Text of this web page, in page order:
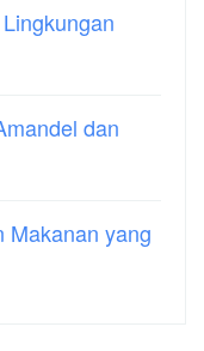
dan
Makanan yang